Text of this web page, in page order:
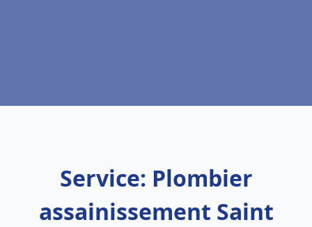
Service: Plombier
assainissement Saint